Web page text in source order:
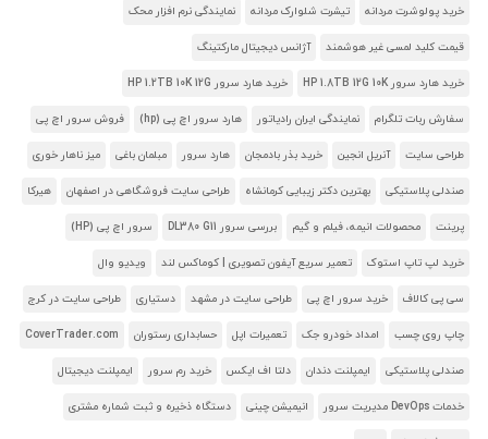
خرید پولوشرت مردانه تیشرت شلوارک مردانه نمایندگی نرم افزار محک
قیمت کلید لمسی غیر هوشمند آژانس دیجیتال مارکتینگ
خرید هارد سرور HP 1.8TB 12G 10K خرید هارد سرور HP 1.2TB 10K 12G
سفارش ربات تلگرام نمایندگی ایران رادیاتور هارد سرور اچ پی (hp) فروش سرور اچ پی
طراحی سایت آنریل انجین خرید بذر بادمجان هارد سرور مبلمان باغی میز ناهار خوری
صندلی پلاستیکی بهترین دکتر زیبایی کرمانشاه طراحی سایت فروشگاهی در اصفهان هیرکا
پرینت محصولات انیمه، فیلم و گیم بررسی سرور DL380 G11 سرور اچ پی (HP)
خرید لپ تاپ استوک تعمیر سریع آیفون تصویری | کوماکس لند ویدیو وال
سی پی کالاف خرید سرور اچ پی طراحی سایت در مشهد دستیاری طراحی سایت در کرج
چاپ روی چسب امداد خودرو جک تعمیرات اپل حسابداری رستوران CoverTrader.com
صندلی پلاستیکی ایمپلنت دندان دلتا اف ایکس خرید رم سرور ایمپلنت دیجیتال
خدمات DevOps مدیریت سرور انیمیشن چینی دستگاه ذخیره و ثبت شماره مشتری